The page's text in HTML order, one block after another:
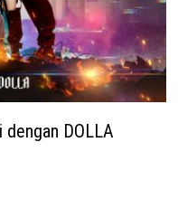
dengan DOLLA